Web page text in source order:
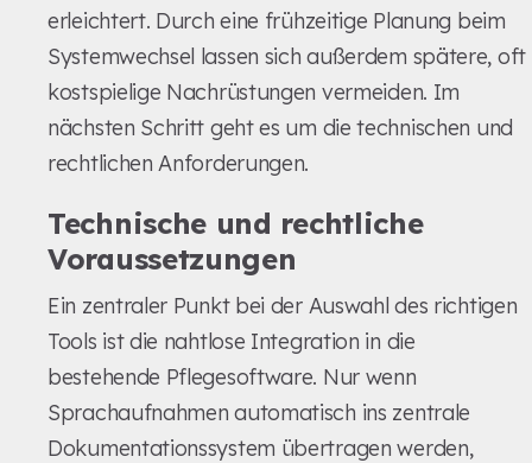
erleichtert. Durch eine frühzeitige Planung beim
Systemwechsel lassen sich außerdem spätere, oft
kostspielige Nachrüstungen vermeiden. Im
nächsten Schritt geht es um die technischen und
rechtlichen Anforderungen.
Technische und rechtliche
Voraussetzungen
Ein zentraler Punkt bei der Auswahl des richtigen
Tools ist die nahtlose Integration in die
bestehende Pflegesoftware. Nur wenn
Sprachaufnahmen automatisch ins zentrale
Dokumentationssystem übertragen werden,